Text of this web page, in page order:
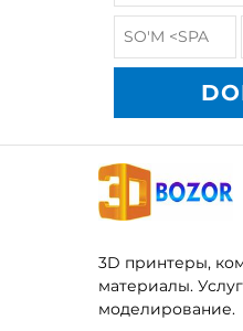
3D принтеры,
материалы.
моделирование.